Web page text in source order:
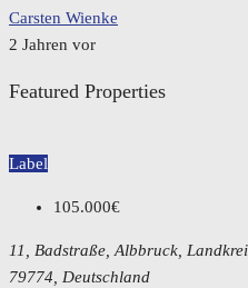
Carsten Wienke
2 Jahren vor
Featured Properties
Label
105.000€
11, Badstraße, Albbruck,
79774, Deutschland